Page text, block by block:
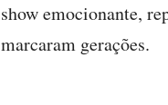
show emocionante,
marcaram gerações.